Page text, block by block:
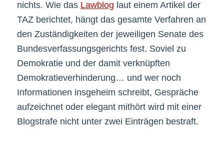
nichts. Wie das Lawblog laut einem Artikel der
TAZ berichtet, hängt das gesamte Verfahren an
den Zuständigkeiten der jeweiligen Senate des
Bundesverfassungsgerichts fest. Soviel zu
Demokratie und der damit verknüpften
Demokratieverhinderung… und wer noch
Informationen insgeheim schreibt, Gespräche
aufzeichnet oder elegant mithört wird mit einer
Blogstrafe nicht unter zwei Einträgen bestraft.